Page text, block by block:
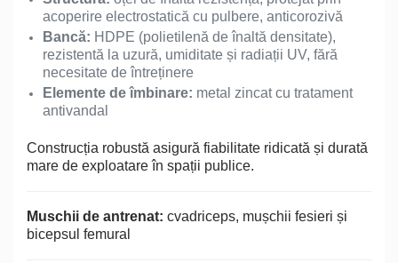
acoperire electrostatică cu pulbere, anticorozivă
Bancă: HDPE (polietilenă de înaltă densitate),
rezistentă la uzură, umiditate și radiații UV, fără
necesitate de întreținere
Elemente de îmbinare: metal zincat cu tratament
antivandal
Construcția robustă asigură fiabilitate ridicată și durată
mare de exploatare în spații publice.
Muschii de antrenat: cvadriceps, mușchii fesieri și
bicepsul femural